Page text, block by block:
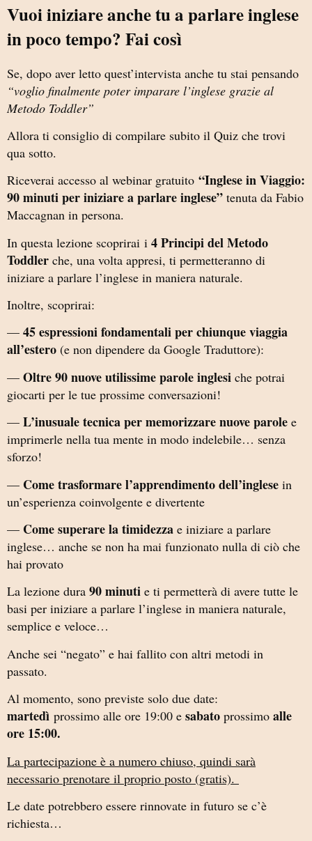
Vuoi iniziare anche tu a parlare inglese
in poco tempo? Fai così
Se, dopo aver letto quest’intervista anche tu stai pensando
“voglio finalmente poter imparare l’inglese grazie al
Metodo Toddler”
Allora ti consiglio di compilare subito il Quiz che trovi
qua sotto.
Riceverai accesso al webinar gratuito “Inglese in Viaggio:
90 minuti per iniziare a parlare inglese” tenuta da Fabio
Maccagnan in persona.
In questa lezione scoprirai i 4 Principi del Metodo
Toddler che, una volta appresi, ti permetteranno di
iniziare a parlare l’inglese in maniera naturale.
Inoltre, scoprirai:
— 45 espressioni fondamentali per chiunque viaggia
all’estero (e non dipendere da Google Traduttore):
— Oltre 90 nuove utilissime parole inglesi che potrai
giocarti per le tue prossime conversazioni!
— L’inusuale tecnica per memorizzare nuove parole e
imprimerle nella tua mente in modo indelebile… senza
sforzo!
— Come trasformare l’apprendimento dell’inglese in
un’esperienza coinvolgente e divertente
— Come superare la timidezza e iniziare a parlare
inglese… anche se non ha mai funzionato nulla di ciò che
hai provato
La lezione dura 90 minuti e ti permetterà di avere tutte le
basi per iniziare a parlare l’inglese in maniera naturale,
semplice e veloce…
Anche sei “negato” e hai fallito con altri metodi in
passato.
Al momento, sono previste solo due date:
martedì prossimo alle ore 19:00 e sabato prossimo alle
ore 15:00.
La partecipazione è a numero chiuso, quindi sarà
necessario prenotare il proprio posto (gratis).
Le date potrebbero essere rinnovate in futuro se c’è
richiesta…